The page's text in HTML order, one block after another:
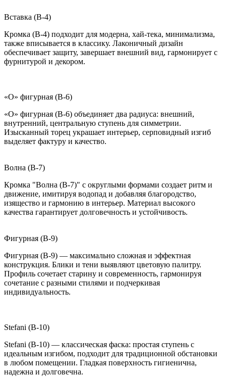
Вставка (B-4)
Кромка (B-4) подходит для модерна, хай-тека, минимализма,
также вписывается в классику. Лаконичный дизайн
обеспечивает защиту, завершает внешний вид, гармонирует с
фурнитурой и декором.
«О» фигурная (B-6)
«О» фигурная (B-6) объединяет два радиуса: внешний,
внутренний, центральную ступень для симметрии.
Изысканный торец украшает интерьер, серповидный изгиб
выделяет фактуру и качество.
Волна (B-7)
Кромка "Волна (B-7)" с округлыми формами создает ритм и
движение, имитируя водопад и добавляя благородство,
изящество и гармонию в интерьер. Материал высокого
качества гарантирует долговечность и устойчивость.
Фигурная (B-9)
Фигурная (B-9) — максимально сложная и эффектная
конструкция. Блики и тени выявляют цветовую палитру.
Профиль сочетает старину и современность, гармонируя
сочетание с разными стилями и подчеркивая
индивидуальность.
Stefani (B-10)
Stefani (B-10) — классическая фаска: простая ступень с
идеальным изгибом, подходит для традиционной обстановки
в любом помещении. Гладкая поверхность гигиенична,
надежна и долговечна.